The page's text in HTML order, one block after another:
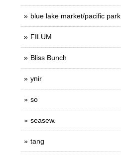
blue lake market/pacific park
FILUM
Bliss Bunch
ynir
so
seasew.
tang